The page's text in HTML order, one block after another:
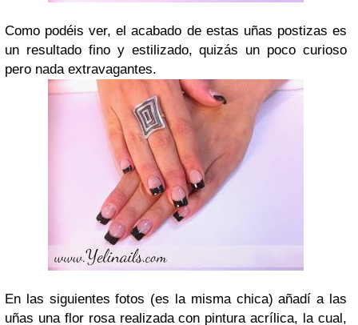
Como podéis ver, el acabado de estas uñas postizas es
un resultado fino y estilizado, quizás un poco curioso
pero nada extravagantes.
En las siguientes fotos (es la misma chica) añadí a las
uñas una flor rosa realizada con pintura acrílica, la cual,